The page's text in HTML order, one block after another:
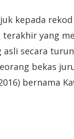
kepada
terakhir yang
asli secara
bekas
bernama